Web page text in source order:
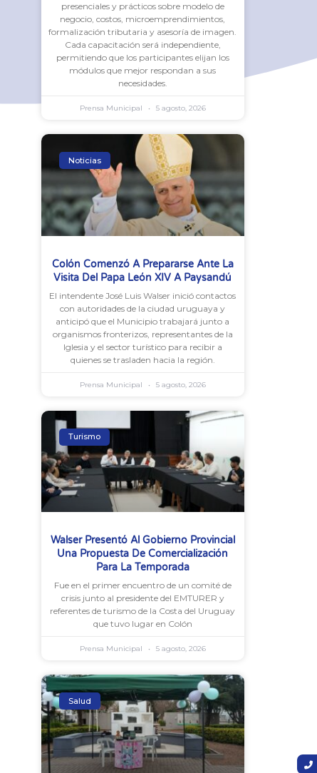
presenciales y prácticos sobre modelo de
negocio, costos, microemprendimientos,
formalización tributaria y asesoría de imagen.
Cada capacitación será independiente,
permitiendo que los participantes elijan los
módulos que mejor respondan a sus
necesidades.
Prensa Municipal 5 agosto, 2026
Noticias
Colón Comenzó A Prepararse Ante La
Visita Del Papa León XIV A Paysandú
El intendente José Luis Walser inició contactos
con autoridades de la ciudad uruguaya y
anticipó que el Municipio trabajará junto a
organismos fronterizos, representantes de la
Iglesia y el sector turístico para recibir a
quienes se trasladen hacia la región.
Prensa Municipal 5 agosto, 2026
Turismo
Walser Presentó Al Gobierno Provincial
Una Propuesta De Comercialización
Para La Temporada
Fue en el primer encuentro de un comité de
crisis junto al presidente del EMTURER y
referentes de turismo de la Costa del Uruguay
que tuvo lugar en Colón
Prensa Municipal 5 agosto, 2026
Salud